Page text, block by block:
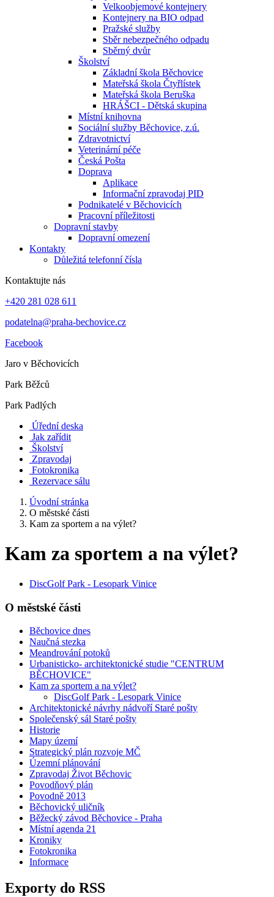
Velkoobjemové kontejnery
Kontejnery na BIO odpad
Pražské služby
Sběr nebezpečného odpadu
Sběrný dvůr
Školství
Základní škola Běchovice
Mateřská škola Čtyřlístek
Mateřská škola Beruška
HRÁŠCI - Dětská skupina
Místní knihovna
Sociální služby Běchovice, z.ú.
Zdravotnictví
Veterinární péče
Česká Pošta
Doprava
Aplikace
Informační zpravodaj PID
Podnikatelé v Běchovicích
Pracovní příležitosti
Dopravní stavby
Dopravní omezení
Kontakty
Důležitá telefonní čísla
Kontaktujte nás
+420 281 028 611
podatelna@praha-bechovice.cz
Facebook
Jaro v Běchovicích
Park Běžců
Park Padlých
Úřední deska
Jak zařídit
Školství
Zpravodaj
Fotokronika
Rezervace sálu
Úvodní stránka
O městské části
Kam za sportem a na výlet?
Kam za sportem a na výlet?
DiscGolf Park - Lesopark Vinice
O městské části
Běchovice dnes
Naučná stezka
Meandrování potoků
Urbanisticko- architektonické studie "CENTRUM
BĚCHOVICE"
Kam za sportem a na výlet?
DiscGolf Park - Lesopark Vinice
Architektonické návrhy nádvoří Staré pošty
Společenský sál Staré pošty
Historie
Mapy území
Strategický plán rozvoje MČ
Územní plánování
Zpravodaj Život Běchovic
Povodňový plán
Povodně 2013
Běchovický uličník
Běžecký závod Běchovice - Praha
Místní agenda 21
Kroniky
Fotokronika
Informace
Exporty do RSS